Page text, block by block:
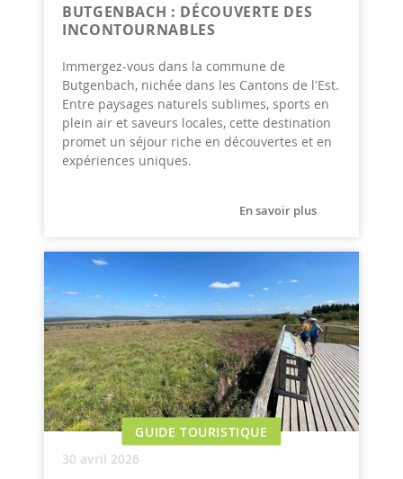
BUTGENBACH : DÉCOUVERTE DES
INCONTOURNABLES
Immergez-vous dans la commune de
Butgenbach, nichée dans les Cantons de l'Est.
Entre paysages naturels sublimes, sports en
plein air et saveurs locales, cette destination
promet un séjour riche en découvertes et en
expériences uniques.
En savoir plus
GUIDE TOURISTIQUE
30 avril 2026